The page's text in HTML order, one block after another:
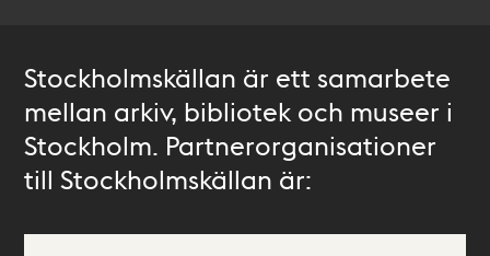
Stockholmskällan är ett samarbete
mellan arkiv, bibliotek och museer i
Stockholm. Partnerorganisationer
till Stockholmskällan är: